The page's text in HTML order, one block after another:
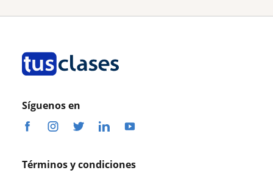
Síguenos en
Términos y condiciones